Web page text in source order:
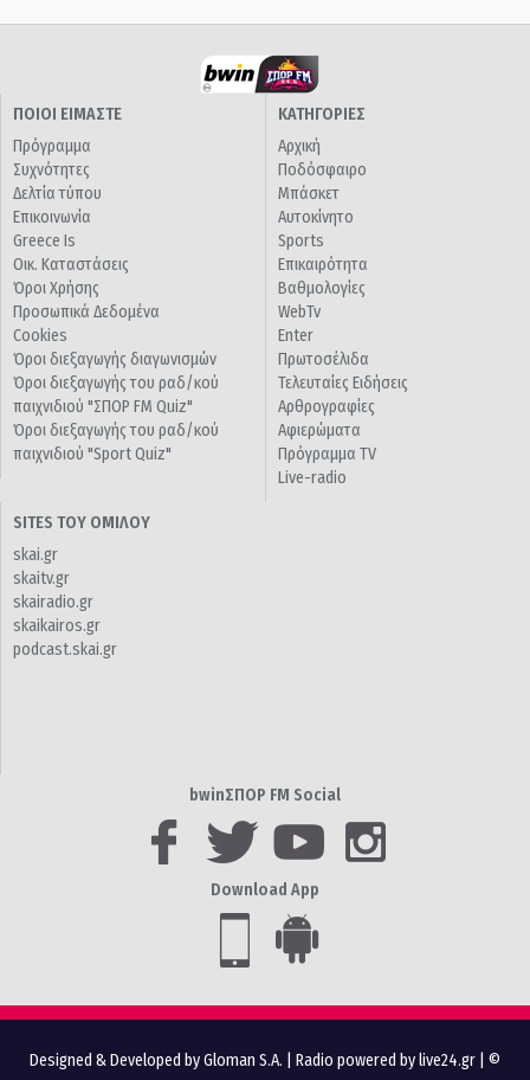
ΠΟΙΟΙ ΕΙΜΑΣΤΕ
Πρόγραμμα
Συχνότητες
Δελτία τύπου
Επικοινωνία
Greece Is
Οικ. Καταστάσεις
Όροι Χρήσης
Προσωπικά Δεδομένα
Cookies
Όροι διεξαγωγής διαγωνισμών
Όροι διεξαγωγής του ραδ/κού
παιχνιδιού "ΣΠΟΡ FM Quiz"
Όροι διεξαγωγής του ραδ/κού
παιχνιδιού "Sport Quiz"
ΚΑΤΗΓΟΡΙΕΣ
Αρχική
Ποδόσφαιρο
Μπάσκετ
Αυτοκίνητο
Sports
Επικαιρότητα
Βαθμολογίες
WebTv
Enter
Πρωτοσέλιδα
Τελευταίες Ειδήσεις
Αρθρογραφίες
Αφιερώματα
Πρόγραμμα TV
Live-radio
SITES ΤΟΥ ΟΜΙΛΟΥ
skai.gr
skaitv.gr
skairadio.gr
skaikairos.gr
podcast.skai.gr
bwinΣΠΟΡ FM Social
Download App
Designed & Developed by Gloman S.A. Radio powered by live24.gr | ©